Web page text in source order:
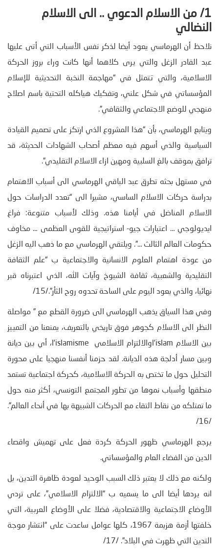
1/ من الاسلام الدعوي .. الى الاسلام
النضالي
نلاحظ أن الهرماسي يعود أيضا لذكر نفس الأسباب التي أتى عليها
عبد القادر الزغل والتي يرى كلاهما أنها كانت وراء بروز الحركة
الاسلامية، والتي تتمثل في “مهاجمة النخبة التحديثية للإسلام
المؤسساتي في شكل علني، وتفكيك هياكله التحتية باسم اصلاح
منهجي للوضع الاجتماعي والثقافي”.
ويتابع الهرماسي، بأن “هذا المشروع الذي ارتكز على تصميم القيادة
السياسية والذي أسهم فيه معظم أصحاب الشهادات الحديثة، قد
ترافق بموقف بالغ السلبية ومهين ازاء الاسلام التقليدي”.
في مستهل بحثه تطرق عبد الباقي الهرماسي الى أسباب الاهتمام
بدراسة حركات الاسلام الساسي، مشيرا الى “تعدد الدراسات حول
الاسلام المناضل في أيامنا هذه. وذلك لأسباب متنوعة: فراغ
ايديولوجي … اعتبارات جيو- استراتيجية للقوى العظمى … مخاوف
حكومات العالم الثالث …”. ويلتقي الهرماسي مع ما ذهب اليه الزغل
من عودة اهتمام العلوم الانسانية والاجتماعية ب “علم الثقافة
التقليدية والشعبية، ثقافة الشيوخ وآيات الله، الذي اعتبرناه قبر
نهائيا، والذي يعود اليوم على الساحة تحدوه روح الثأر”./15/
وفي هذا السياق يذهب الهرماسي الى ضرورة القطع مع ” مواصلة
النظر الى الاسلام كجوهر فوق تاريخي بالتعريف، يمنعنا من التمييز
بين الاسلام l’islamوالالتزام الاسلامي l’islamisme، أي بين ديانة
وبين مسار أدلجة هذه الديانة. لقد حزمنا أنفسنا منهجيا على محورة
التحليل حول ما تختص به الحركة الاسلامية، كحركة اجتماعية تستمد
منطقها وأسباب نموها من تطور المجتمع التونسي، أكثر منه حول
ما تمتلكه من نقاط التقاء مع الحركات الشبيهة بها في أنحاء العالم”.
/16/
يرجع الهرماسي ظهور الحركة كردة فعل على تهميش واقصاء
الدين من الفضاء العام والمؤسساتي.
ولكنه مع ذلك لا يعتبر ذلك السبب الوحيد لعودة ظاهرة التدين، بل
انه يردها أيضا الى ما يسميه ب “الالتزام الاسلامي”، على تردي
الأوضاع الاجتماعية والاقتصادية، فضلا على الأوضاع العربية، التي
خلفتها أزمة هزيمة 1967، كلها عوامل ساعدت على “انتشار موجة
التدين التي ظهرت في البلاد”. /17/